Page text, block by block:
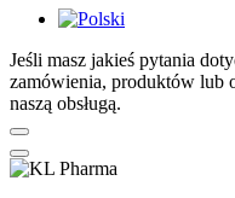
Jeśli masz jakieś pytania
zamówienia, produktów lub
naszą obsługą.